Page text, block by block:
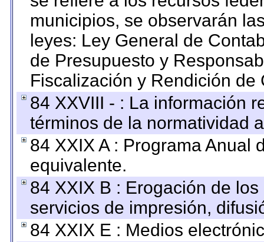
municipios, se observarán
leyes: Ley General de
de Presupuesto y
Fiscalización y Rendición
84 XXVIII - : La información
términos de la normatividad
84 XXIX A : Programa Anual
equivalente.
84 XXIX B : Erogación de
servicios de impresión,
84 XXIX E : Medios